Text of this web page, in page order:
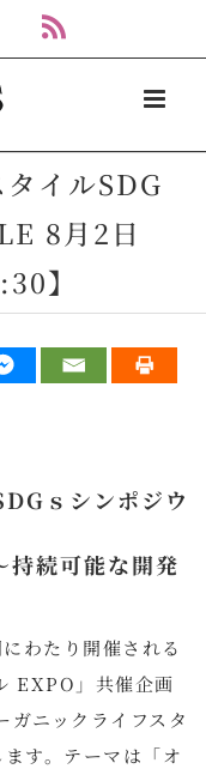
Facebook
イルSDG
8月2日
】
ｓシンポジウ
続可能な開発
わたり開催される
EXPO」共催企画
ニックライフスタ
す。テーマは「オ